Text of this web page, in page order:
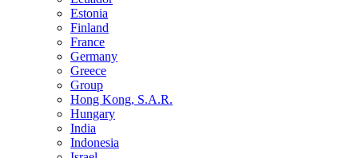
Estonia
Finland
France
Germany
Greece
Group
Hong Kong, S.A.R.
Hungary
India
Indonesia